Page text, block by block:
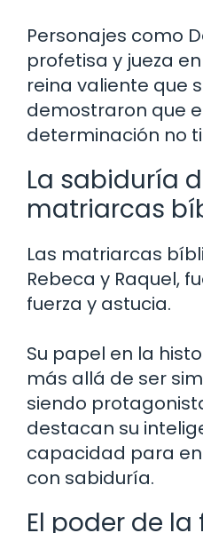
Personajes como
profetisa y jueza
reina valiente que
demostraron que
determinación no
La sabiduría
matriarcas
Las matriarcas
Rebeca y Raquel,
fuerza y astucia.
Su papel en la
más allá de ser
siendo
destacan su
capacidad para
con sabiduría.
El poder de la